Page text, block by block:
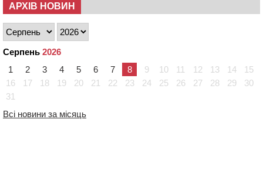
АРХІВ НОВИН
Серпень 2026
1
2 3 4 5 6 7 8 9 10 11 12 13 14
15
16
17 18 19 20 21 22 23 24 25 26 27 28 29
30
31
Всі новини за місяць